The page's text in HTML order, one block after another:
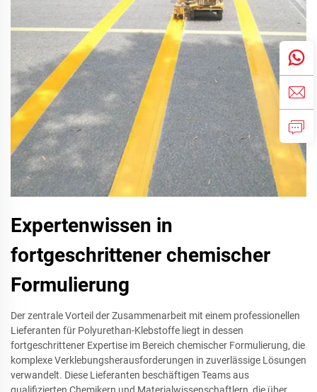
Expertenwissen in
fortgeschrittener chemischer
Formulierung
Der zentrale Vorteil der Zusammenarbeit mit einem professionellen
Lieferanten für Polyurethan-Klebstoffe liegt in dessen
fortgeschrittener Expertise im Bereich chemischer Formulierung, die
komplexe Verklebungsherausforderungen in zuverlässige Lösungen
verwandelt. Diese Lieferanten beschäftigen Teams aus
qualifizierten Chemikern und Materialwissenschaftlern, die über